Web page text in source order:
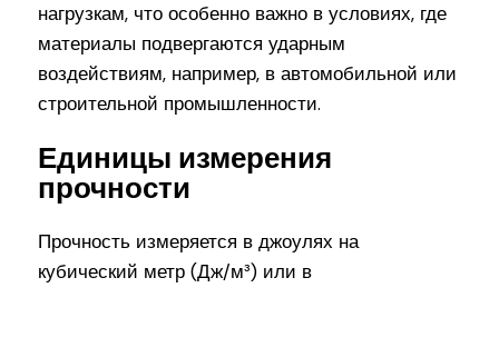
нагрузкам, что особенно важно в условиях, где
материалы подвергаются ударным
воздействиям, например, в автомобильной или
строительной промышленности.
Единицы измерения
прочности
Прочность измеряется в джоулях на
кубический метр (Дж/м³) или в